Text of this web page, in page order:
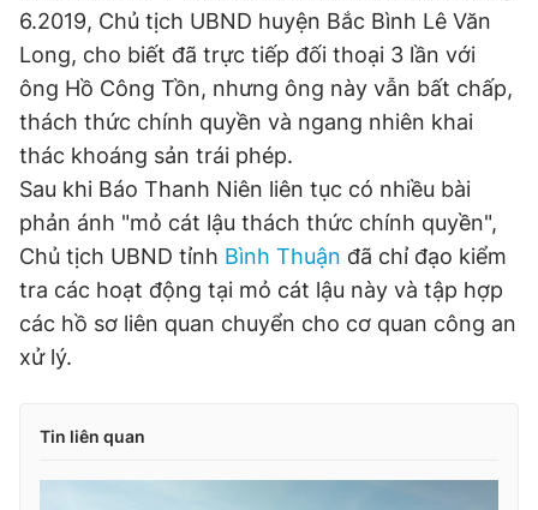
6.2019, Chủ tịch UBND huyện Bắc Bình Lê Văn
Long, cho biết đã trực tiếp đối thoại 3 lần với
ông Hồ Công Tồn, nhưng ông này vẫn bất chấp,
thách thức chính quyền và ngang nhiên khai
thác khoáng sản trái phép.
Sau khi Báo Thanh Niên liên tục có nhiều bài
phản ánh "mỏ cát lậu thách thức chính quyền",
Chủ tịch UBND tỉnh Bình Thuận đã chỉ đạo kiểm
tra các hoạt động tại mỏ cát lậu này và tập hợp
các hồ sơ liên quan chuyển cho cơ quan công an
xử lý.
Tin liên quan